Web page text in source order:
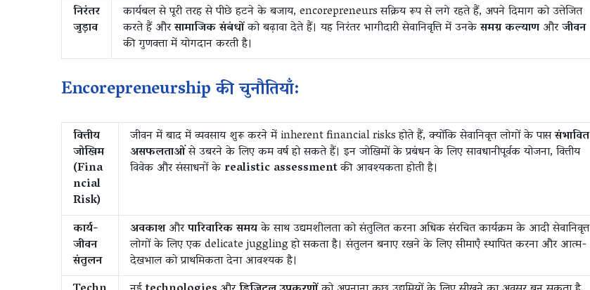
निरंतर
जुड़ाव
कार्यबल से पूरी तरह से पीछे हटने के बजाय, encorepreneurs सक्रिय रूप से लगे रहते हैं, अपने दिमाग को उत्तेजित
करते हैं औरसामाजिक संबंधोंको बढ़ावा देते हैं। यह निरंतर भागीदारी सेवानिवृत्ति में उनकेसमग्र कल्याणऔरजीवन
की गुणवत्ता में योगदान करती है।
Encorepreneurship की चुनौतियाँ:
वित्तीय
जोखिम
(Fina
ncial
Risk)
जीवन में बाद में व्यवसाय शुरू करने में inherent financial risks होते हैं, क्योंकि सेवानिवृत्त लोगों के पाससंभावित
असफलताओंसे उबरने के लिए कम वर्ष हो सकते हैं। इन जोखिमों के प्रबंधन के लिए सावधानीपूर्वक योजना, वित्तीय
विवेक और संसाधनों के realistic assessmentकी आवश्यकता होती है।
कार्य-
जीवन
संतुलन
अवकाशऔरपारिवारिक समयके साथ उद्यमशीलता को संतुलित करना अधिक संरचित कार्यक्रम के आदी सेवानिवृत्त
लोगों के लिए एक delicate juggling हो सकता है। संतुलन बनाए रखने के लिए सीमाएँ स्थापित करना और आत्म-
देखभाल को प्राथमिकता देना आवश्यक है।